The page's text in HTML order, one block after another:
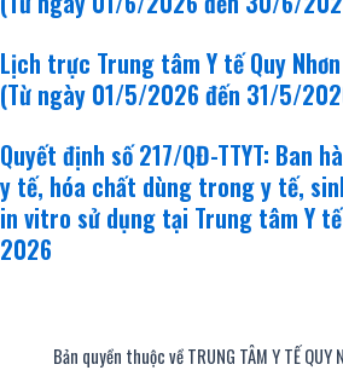
Lịch trực Trung tâm Y tế Quy
(Từ ngày 01/5/2026 đến 31/5/
Quyết định số 217/QĐ-TTYT: Ban
y tế, hóa chất dùng trong y tế,
in vitro sử dụng tại Trung tâm Y tế
2026
Bản quyền thuộc về TRUNG TÂM Y TẾ QUY